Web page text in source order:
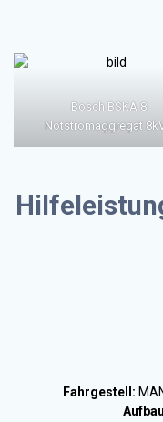
Bosch BSKA 8
Notstromaggregat
Fahrgestell: